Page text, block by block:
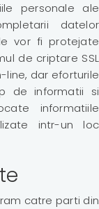
personale ale
datelor
vor fi protejate
de criptare SSL
line, dar eforturile
de informatii si
informatiile
intr-un loc
catre parti din